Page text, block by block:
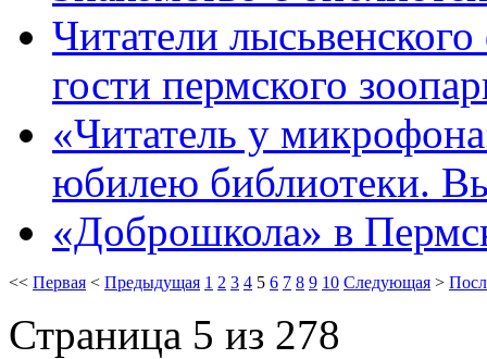
Читатели
гости пермского
«Читатель у
юбилею библиотеки.
«Доброшкола» в
<< Первая < Предыдущая 1 2 3 4 5 6 7 8 9 10 Следующая >
Страница 5 из 278